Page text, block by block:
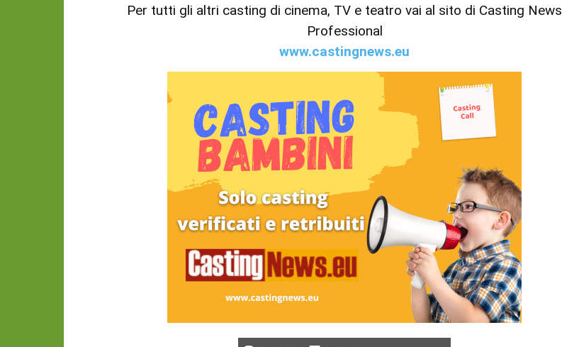
Per tutti gli altri casting di cinema, TV e teatro vai al sito di Casting News
Professional
www.castingnews.eu